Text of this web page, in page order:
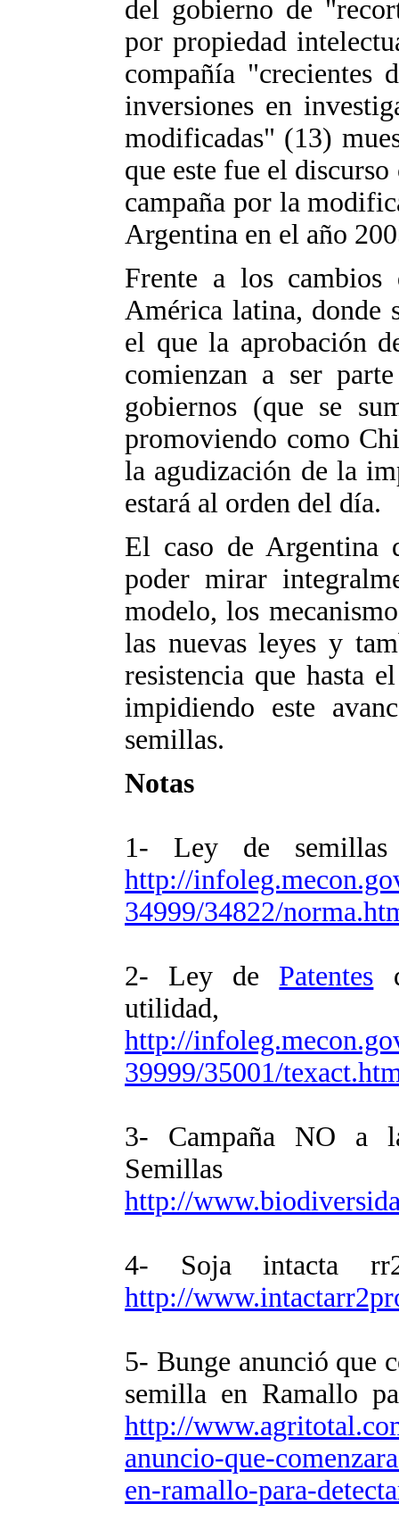
del gobierno de
por propiedad
compañía "crecientes
inversiones en
modificadas" (13)
que este fue el
campaña por la
Argentina en el año
Frente a los cambios
América latina, donde
el que la aprobación
comienzan a ser
gobiernos (que se
promoviendo como
la agudización de la
estará al orden del día.
El caso de Argentina
poder mirar
modelo, los
las nuevas leyes y
resistencia que hasta
impidiendo este
semillas.
Notas
1- Ley de semillas
http://
34999/34822/
2- Ley de Patentes
utilidad,
http://
39999/35001/
3- Campaña NO a
Semillas
http://
4- Soja intacta
http://
5- Bunge anunció que
semilla en Ramallo
http://
anuncio-que-
en-ramallo-para-